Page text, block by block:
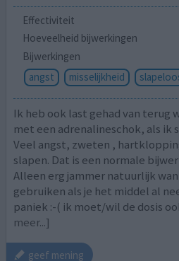
Effectiviteit
Hoeveelheid bijwerkingen
Bijwerkingen
angst
misselijkheid
Ik heb ook last gehad van terug
met een adrenalineschok, als ik
Veel angst, zweten ,
slapen. Dat is een normale
Alleen erg jammer natuurlijk
gebruiken als je het middel al
paniek :-( ik moet/wil de dosis
meer...]
geef mening